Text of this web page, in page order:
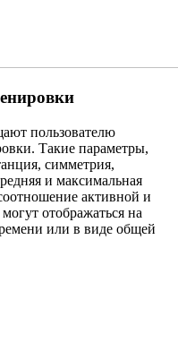
пользователю
Такие параметры,
симметрия,
и максимальная
активной и
отображаться на
или в виде общей